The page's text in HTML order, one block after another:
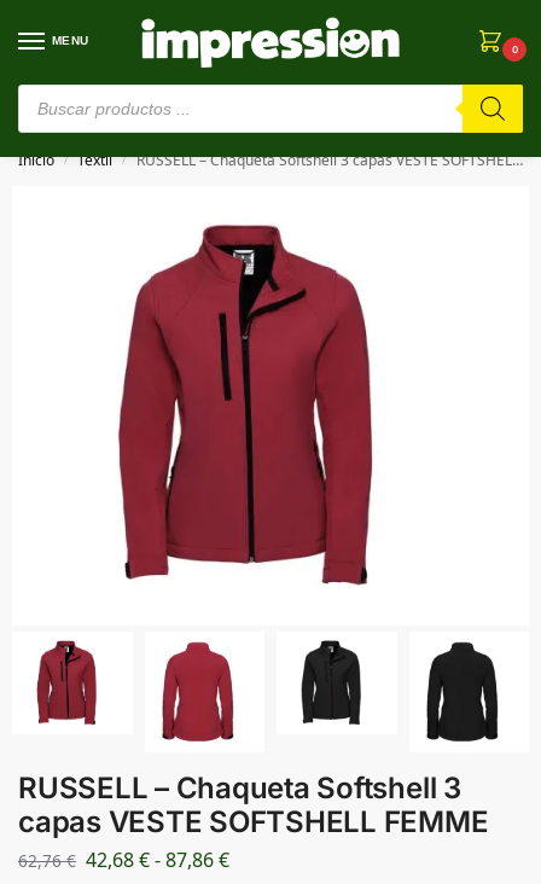
MENU
0
⚠️ Estamos en pruebas. Si algo falla, ¡Perdón!⚠️
Inicio / Textil / RUSSELL – Chaqueta Softshell 3 capas VESTE SOFTSHELL FEMME
RUSSELL – Chaqueta Softshell 3
capas VESTE SOFTSHELL FEMME
62,76€ 42,68€-87,86€